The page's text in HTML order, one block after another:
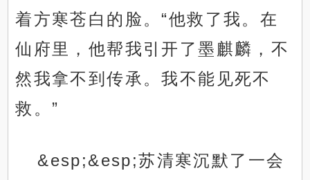
着方寒苍白的脸。“他救了我。在
仙府里，他帮我引开了墨麒麟，不
然我拿不到传承。我不能见死不
救。”
&esp;&esp;苏清寒沉默了一会